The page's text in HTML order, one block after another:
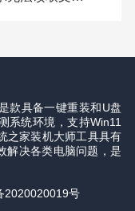
款具备一键重装和U盘
系统环境，支持Win11
之家装机大师工具具有
解决各类电脑问题，是
2020020019号